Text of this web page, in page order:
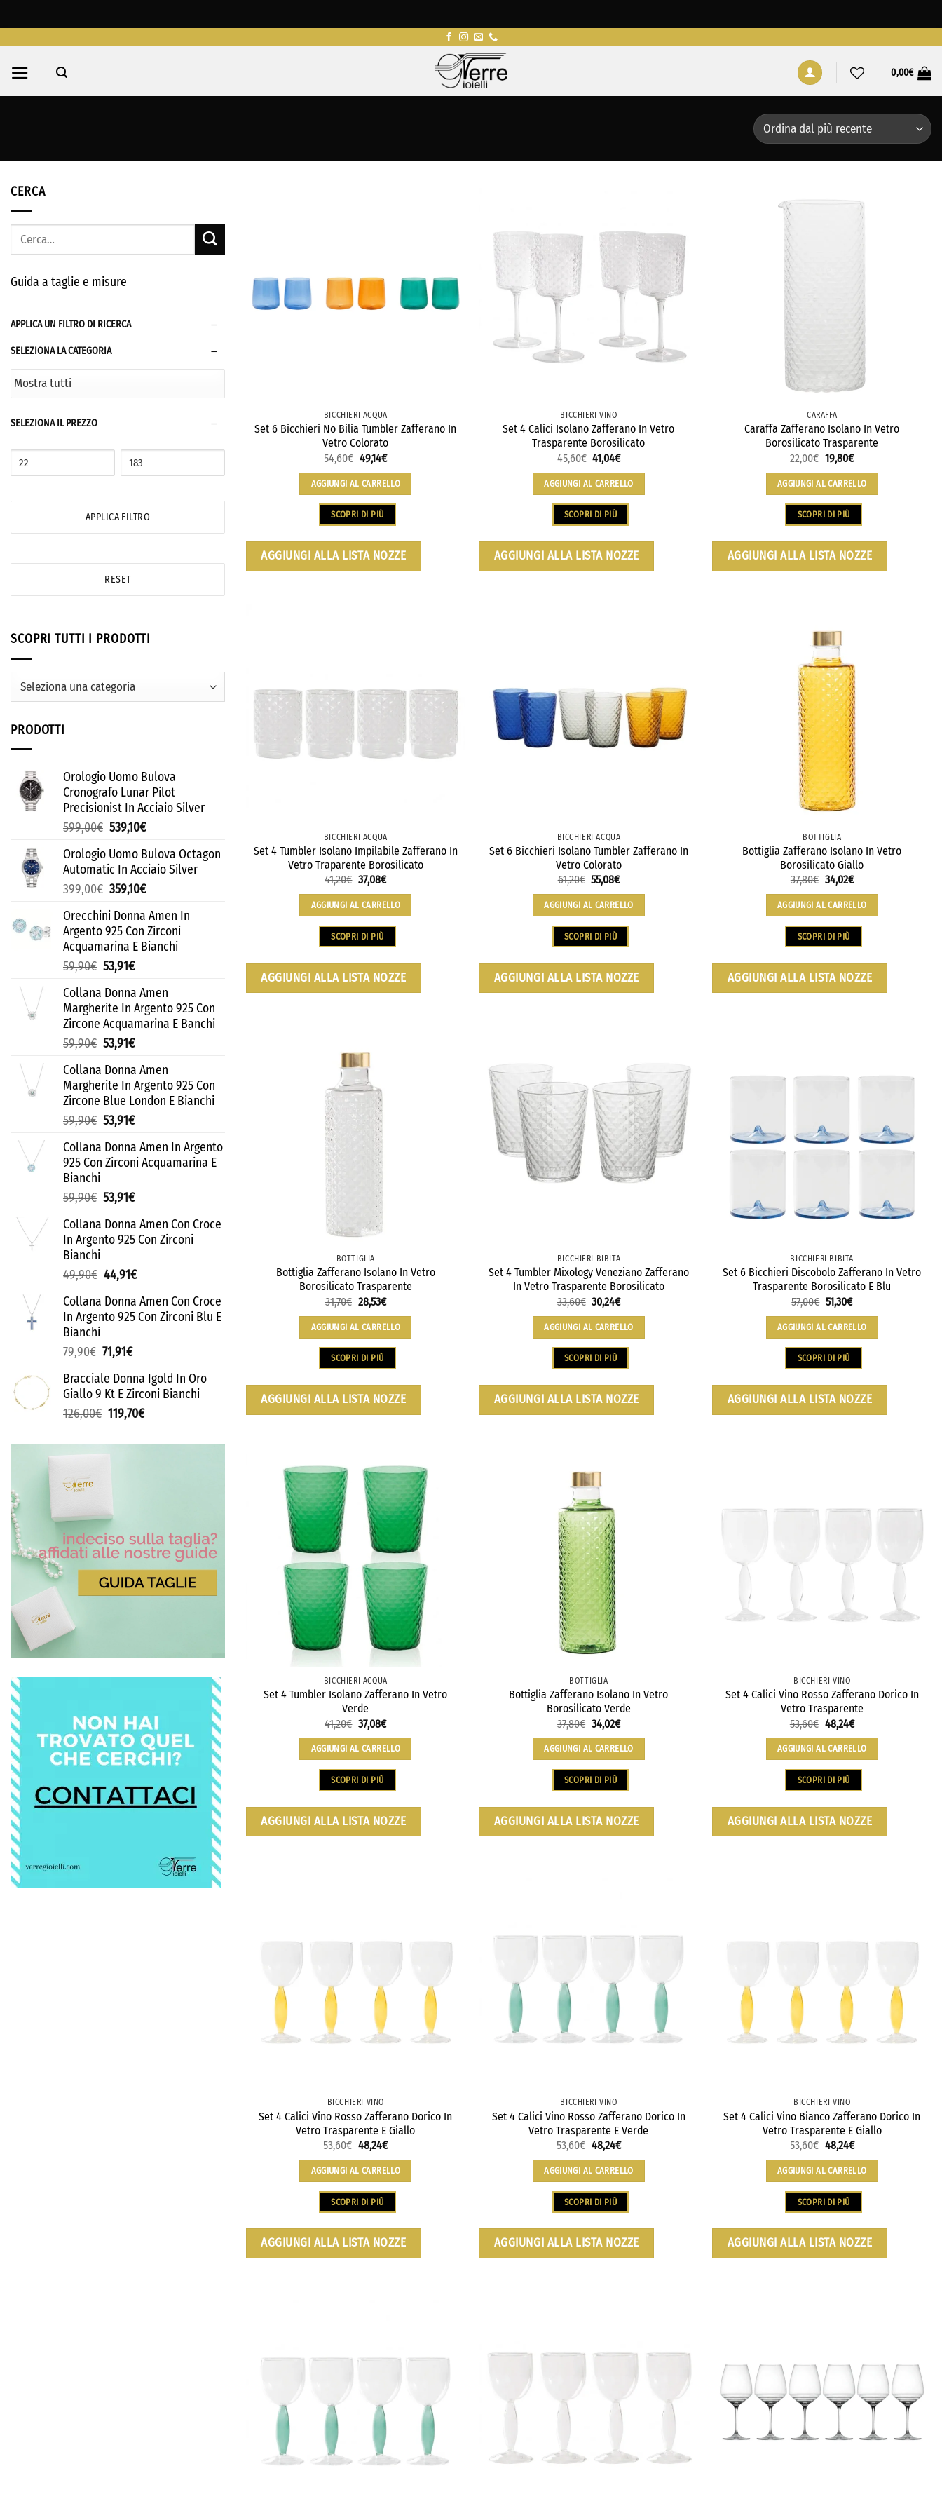
contenuti
0,00€
CERCA
Cerca:
Guida a taglie e misure
APPLICA UN FILTRO DI RICERCA
SELEZIONA LA CATEGORIA
SELEZIONA IL PREZZO
APPLICA FILTRO
RESET
SCOPRI TUTTI I PRODOTTI
PRODOTTI
Orologio Uomo Bulova
Cronografo Lunar Pilot
Precisionist In Acciaio Silver
599,00€ 539,10€
Orologio Uomo Bulova Octagon
Automatic In Acciaio Silver
399,00€ 359,10€
Orecchini Donna Amen In
Argento 925 Con Zirconi
Acquamarina E Bianchi
59,90€ 53,91€
Collana Donna Amen
Margherite In Argento 925 Con
Zircone Acquamarina E Banchi
59,90€ 53,91€
Collana Donna Amen
Margherite In Argento 925 Con
Zircone Blue London E Bianchi
59,90€ 53,91€
Collana Donna Amen In Argento
925 Con Zirconi Acquamarina E
Bianchi
59,90€ 53,91€
Collana Donna Amen Con Croce
In Argento 925 Con Zirconi
Bianchi
49,90€ 44,91€
Collana Donna Amen Con Croce
In Argento 925 Con Zirconi Blu E
Bianchi
79,90€ 71,91€
Bracciale Donna Igold In Oro
Giallo 9 Kt E Zirconi Bianchi
126,00€ 119,70€
BICCHIERI ACQUA
Set 6 Bicchieri No Bilia Tumbler Zafferano In
Vetro Colorato
54,60€ 49,14€
AGGIUNGI AL CARRELLO
SCOPRI DI PIÙ
AGGIUNGI ALLA LISTA NOZZE
BICCHIERI VINO
Set 4 Calici Isolano Zafferano In Vetro
Trasparente Borosilicato
45,60€ 41,04€
AGGIUNGI AL CARRELLO
SCOPRI DI PIÙ
AGGIUNGI ALLA LISTA NOZZE
CARAFFA
Caraffa Zafferano Isolano In Vetro
Borosilicato Trasparente
22,00€ 19,80€
AGGIUNGI AL CARRELLO
SCOPRI DI PIÙ
AGGIUNGI ALLA LISTA NOZZE
BICCHIERI ACQUA
Set 4 Tumbler Isolano Impilabile Zafferano In
Vetro Traparente Borosilicato
41,20€ 37,08€
AGGIUNGI AL CARRELLO
SCOPRI DI PIÙ
AGGIUNGI ALLA LISTA NOZZE
BICCHIERI ACQUA
Set 6 Bicchieri Isolano Tumbler Zafferano In
Vetro Colorato
61,20€ 55,08€
AGGIUNGI AL CARRELLO
SCOPRI DI PIÙ
AGGIUNGI ALLA LISTA NOZZE
BOTTIGLIA
Bottiglia Zafferano Isolano In Vetro
Borosilicato Giallo
37,80€ 34,02€
AGGIUNGI AL CARRELLO
SCOPRI DI PIÙ
AGGIUNGI ALLA LISTA NOZZE
BOTTIGLIA
Bottiglia Zafferano Isolano In Vetro
Borosilicato Trasparente
31,70€ 28,53€
AGGIUNGI AL CARRELLO
SCOPRI DI PIÙ
AGGIUNGI ALLA LISTA NOZZE
BICCHIERI BIBITA
Set 4 Tumbler Mixology Veneziano Zafferano
In Vetro Trasparente Borosilicato
33,60€ 30,24€
AGGIUNGI AL CARRELLO
SCOPRI DI PIÙ
AGGIUNGI ALLA LISTA NOZZE
BICCHIERI BIBITA
Set 6 Bicchieri Discobolo Zafferano In Vetro
Trasparente Borosilicato E Blu
57,00€ 51,30€
AGGIUNGI AL CARRELLO
SCOPRI DI PIÙ
AGGIUNGI ALLA LISTA NOZZE
BICCHIERI ACQUA
Set 4 Tumbler Isolano Zafferano In Vetro
Verde
41,20€ 37,08€
AGGIUNGI AL CARRELLO
SCOPRI DI PIÙ
AGGIUNGI ALLA LISTA NOZZE
BOTTIGLIA
Bottiglia Zafferano Isolano In Vetro
Borosilicato Verde
37,80€ 34,02€
AGGIUNGI AL CARRELLO
SCOPRI DI PIÙ
AGGIUNGI ALLA LISTA NOZZE
BICCHIERI VINO
Set 4 Calici Vino Rosso Zafferano Dorico In
Vetro Trasparente
53,60€ 48,24€
AGGIUNGI AL CARRELLO
SCOPRI DI PIÙ
AGGIUNGI ALLA LISTA NOZZE
BICCHIERI VINO
Set 4 Calici Vino Rosso Zafferano Dorico In
Vetro Trasparente E Giallo
53,60€ 48,24€
AGGIUNGI AL CARRELLO
SCOPRI DI PIÙ
AGGIUNGI ALLA LISTA NOZZE
BICCHIERI VINO
Set 4 Calici Vino Rosso Zafferano Dorico In
Vetro Trasparente E Verde
53,60€ 48,24€
AGGIUNGI AL CARRELLO
SCOPRI DI PIÙ
AGGIUNGI ALLA LISTA NOZZE
BICCHIERI VINO
Set 4 Calici Vino Bianco Zafferano Dorico In
Vetro Trasparente E Giallo
53,60€ 48,24€
AGGIUNGI AL CARRELLO
SCOPRI DI PIÙ
AGGIUNGI ALLA LISTA NOZZE